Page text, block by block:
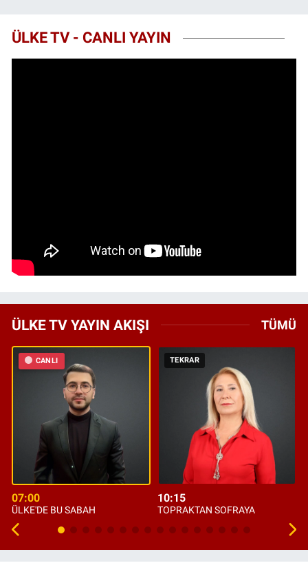
ÜLKE TV - CANLI YAYIN
ÜLKE TV YAYIN AKIŞI TÜMÜ
CANLI
07:00
ÜLKE'DE BU SABAH
TEKRAR
10:15
TOPRAKTAN SOFRAYA